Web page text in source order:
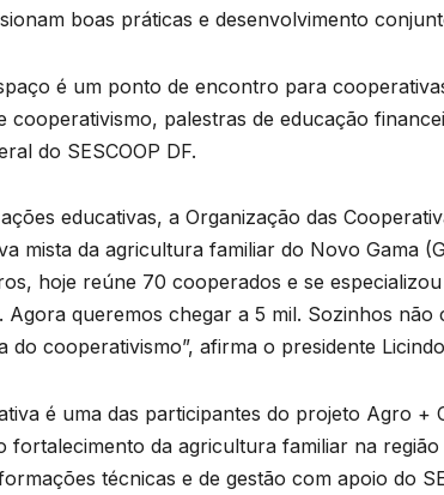
boas práticas e desenvolvimento
é um ponto de encontro para
cooperativismo, palestras de educação
do SESCOOP DF.
educativas, a Organização das
mista da agricultura familiar do Novo Gama
hoje reúne 70 cooperados e se
Agora queremos chegar a 5 mil. Sozinhos
do cooperativismo”, afirma o presidente
é uma das participantes do projeto Agro +
fortalecimento da agricultura familiar na
técnicas e de gestão com apoio do